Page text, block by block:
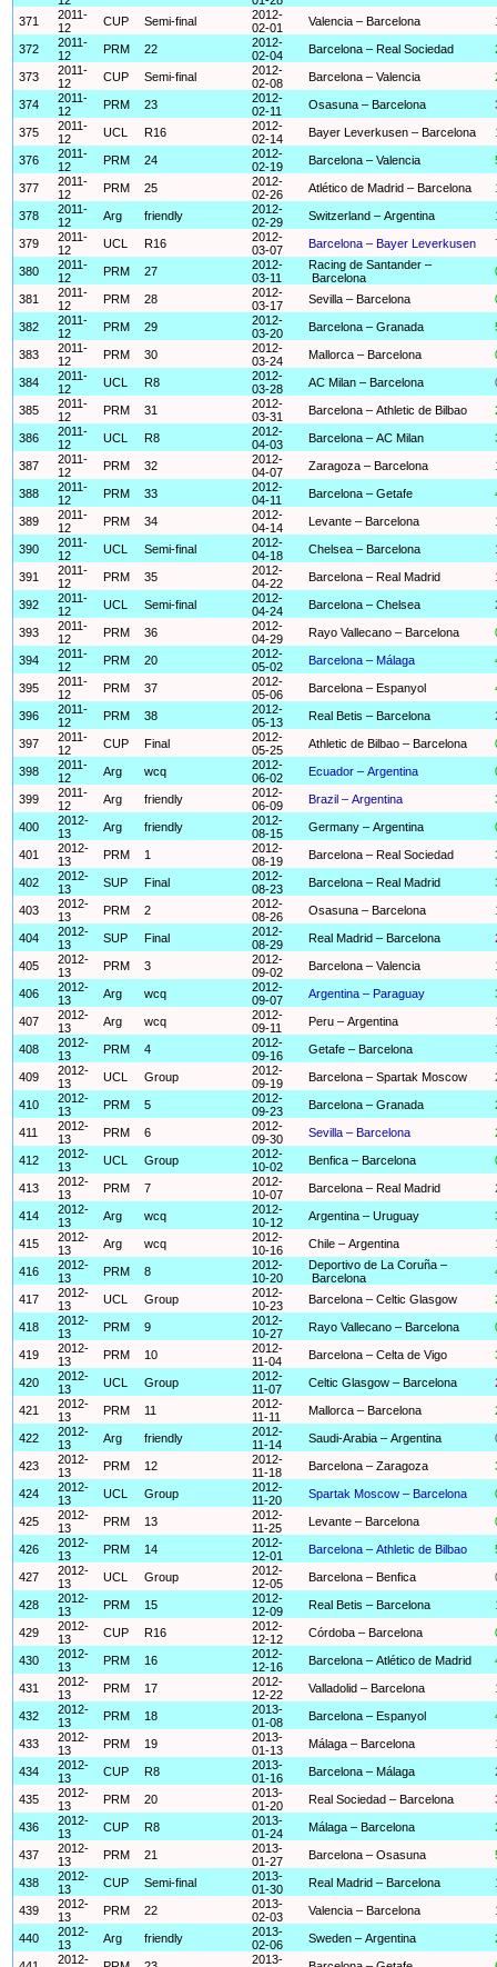
371
2011-
12
CUP Semi-final
2012-
02-01
Valencia – Barcelona
372
2011-
12
PRM 22
2012-
02-04
Barcelona – Real Sociedad
373
2011-
12
CUP Semi-final
2012-
02-08
Barcelona – Valencia
374
2011-
12
PRM 23
2012-
02-11
Osasuna – Barcelona
375
2011-
12
UCL R16
2012-
02-14
Bayer Leverkusen – Barcelona
376
2011-
12
PRM 24
2012-
02-19
Barcelona – Valencia
377
2011-
12
PRM 25
2012-
02-26
Atlético de Madrid – Barcelona
378
2011-
12
Arg friendly
2012-
02-29
Switzerland – Argentina
379
2011-
12
UCL R16
2012-
03-07
Barcelona – Bayer Leverkusen
380
2011-
12
PRM 27
2012-
03-11
Racing de Santander –
Barcelona
381
2011-
12
PRM 28
2012-
03-17
Sevilla – Barcelona
382
2011-
12
PRM 29
2012-
03-20
Barcelona – Granada
383
2011-
12
PRM 30
2012-
03-24
Mallorca – Barcelona
384
2011-
12
UCL R8
2012-
03-28
AC Milan – Barcelona
385
2011-
12
PRM 31
2012-
03-31
Barcelona – Athletic de Bilbao
386
2011-
12
UCL R8
2012-
04-03
Barcelona – AC Milan
387
2011-
12
PRM 32
2012-
04-07
Zaragoza – Barcelona
388
2011-
12
PRM 33
2012-
04-11
Barcelona – Getafe
389
2011-
12
PRM 34
2012-
04-14
Levante – Barcelona
390
2011-
12
UCL Semi-final
2012-
04-18
Chelsea – Barcelona
391
2011-
12
PRM 35
2012-
04-22
Barcelona – Real Madrid
392
2011-
12
UCL Semi-final
2012-
04-24
Barcelona – Chelsea
393
2011-
12
PRM 36
2012-
04-29
Rayo Vallecano – Barcelona
394
2011-
12
PRM 20
2012-
05-02
Barcelona – Málaga
395
2011-
12
PRM 37
2012-
05-06
Barcelona – Espanyol
396
2011-
12
PRM 38
2012-
05-13
Real Betis – Barcelona
397
2011-
12
CUP Final
2012-
05-25
Athletic de Bilbao – Barcelona
398
2011-
12
Arg wcq
2012-
06-02
Ecuador – Argentina
399
2011-
12
Arg friendly
2012-
06-09
Brazil – Argentina
400
2012-
13
Arg friendly
2012-
08-15
Germany – Argentina
401
2012-
13
PRM 1
2012-
08-19
Barcelona – Real Sociedad
402
2012-
13
SUP Final
2012-
08-23
Barcelona – Real Madrid
403
2012-
13
PRM 2
2012-
08-26
Osasuna – Barcelona
404
2012-
13
SUP Final
2012-
08-29
Real Madrid – Barcelona
405
2012-
13
PRM 3
2012-
09-02
Barcelona – Valencia
406
2012-
13
Arg wcq
2012-
09-07
Argentina – Paraguay
407
2012-
13
Arg wcq
2012-
09-11
Peru – Argentina
408
2012-
13
PRM 4
2012-
09-16
Getafe – Barcelona
409
2012-
13
UCL Group
2012-
09-19
Barcelona – Spartak Moscow
410
2012-
13
PRM 5
2012-
09-23
Barcelona – Granada
411
2012-
13
PRM 6
2012-
09-30
Sevilla – Barcelona
412
2012-
13
UCL Group
2012-
10-02
Benfica – Barcelona
413
2012-
13
PRM 7
2012-
10-07
Barcelona – Real Madrid
414
2012-
13
Arg wcq
2012-
10-12
Argentina – Uruguay
415
2012-
13
Arg wcq
2012-
10-16
Chile – Argentina
416
2012-
13
PRM 8
2012-
10-20
Deportivo de La Coruña –
Barcelona
417
2012-
13
UCL Group
2012-
10-23
Barcelona – Celtic Glasgow
418
2012-
13
PRM 9
2012-
10-27
Rayo Vallecano – Barcelona
419
2012-
13
PRM 10
2012-
11-04
Barcelona – Celta de Vigo
420
2012-
13
UCL Group
2012-
11-07
Celtic Glasgow – Barcelona
421
2012-
13
PRM 11
2012-
11-11
Mallorca – Barcelona
422
2012-
13
Arg friendly
2012-
11-14
Saudi-Arabia – Argentina
423
2012-
13
PRM 12
2012-
11-18
Barcelona – Zaragoza
424
2012-
13
UCL Group
2012-
11-20
Spartak Moscow – Barcelona
425
2012-
13
PRM 13
2012-
11-25
Levante – Barcelona
426
2012-
13
PRM 14
2012-
12-01
Barcelona – Athletic de Bilbao
427
2012-
13
UCL Group
2012-
12-05
Barcelona – Benfica
428
2012-
13
PRM 15
2012-
12-09
Real Betis – Barcelona
429
2012-
13
CUP R16
2012-
12-12
Córdoba – Barcelona
430
2012-
13
PRM 16
2012-
12-16
Barcelona – Atlético de Madrid
431
2012-
13
PRM 17
2012-
12-22
Valladolid – Barcelona
432
2012-
13
PRM 18
2013-
01-08
Barcelona – Espanyol
433
2012-
13
PRM 19
2013-
01-13
Málaga – Barcelona
434
2012-
13
CUP R8
2013-
01-16
Barcelona – Málaga
435
2012-
13
PRM 20
2013-
01-20
Real Sociedad – Barcelona
436
2012-
13
CUP R8
2013-
01-24
Málaga – Barcelona
437
2012-
13
PRM 21
2013-
01-27
Barcelona – Osasuna
438
2012-
13
CUP Semi-final
2013-
01-30
Real Madrid – Barcelona
439
2012-
13
PRM 22
2013-
02-03
Valencia – Barcelona
440
2012-
13
Arg friendly
2013-
02-06
Sweden – Argentina
2012-
2013-